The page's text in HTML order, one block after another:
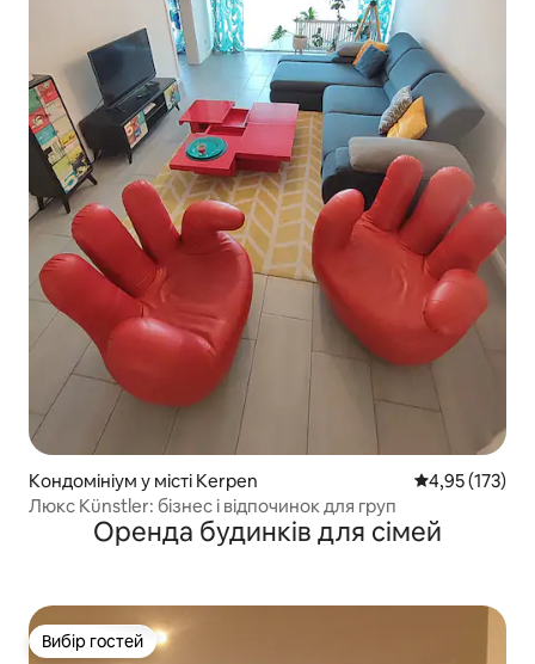
Кондомініум у місті Kerpen Середня
4,95 (173)
Люкс Künstler: бізнес і відпочинок для груп
Оренда будинків для сімей
Вибір гостей
Вибір гостей